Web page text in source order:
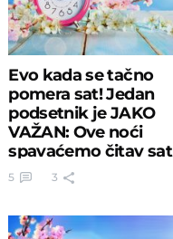
Evo kada se tačno
pomera sat! Jedan
podsetnik je JAKO
VAŽAN: Ove noći
spavaćemo čitav sat
manje
5 3